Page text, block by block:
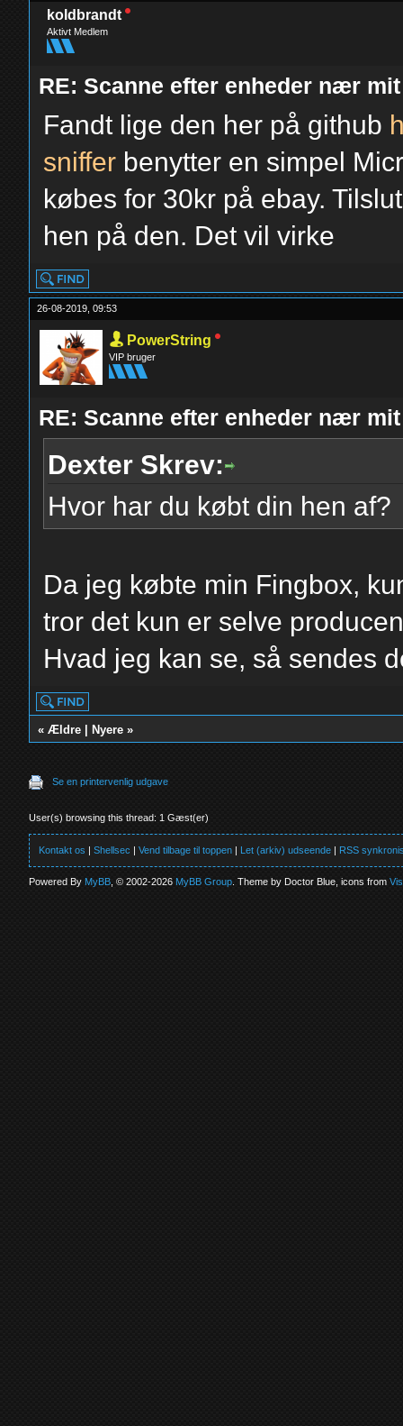
koldbrandt
Aktivt Medlem
RE: Scanne efter enheder nær
Fandt lige den her på github
sniffer benytter en simpel
købes for 30kr på ebay.
hen på den. Det vil virke
26-08-2019, 09:53
PowerString
VIP bruger
RE: Scanne efter enheder nær
Dexter Skrev:
Hvor har du købt din hen af?
Da jeg købte min Fingbox,
tror det kun er selve
Hvad jeg kan se, så sendes
«Ældre Nyere »
Se en printervenlig udgave
User(s) browsing this thread: 1 Gæst(er)
Kontakt os |Shellsec |Vend tilbage til toppen | Let (arkiv) udseende | RSS
Powered ByMyBB , © 2002-2026MyBB Group . Theme by Doctor Blue, icons from